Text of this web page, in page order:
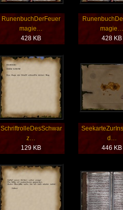
RunenbuchDerFeuer
magie…
428 KB
428 KB
SchriftrolleDesSchwar
z…
129 KB
d…
446 KB